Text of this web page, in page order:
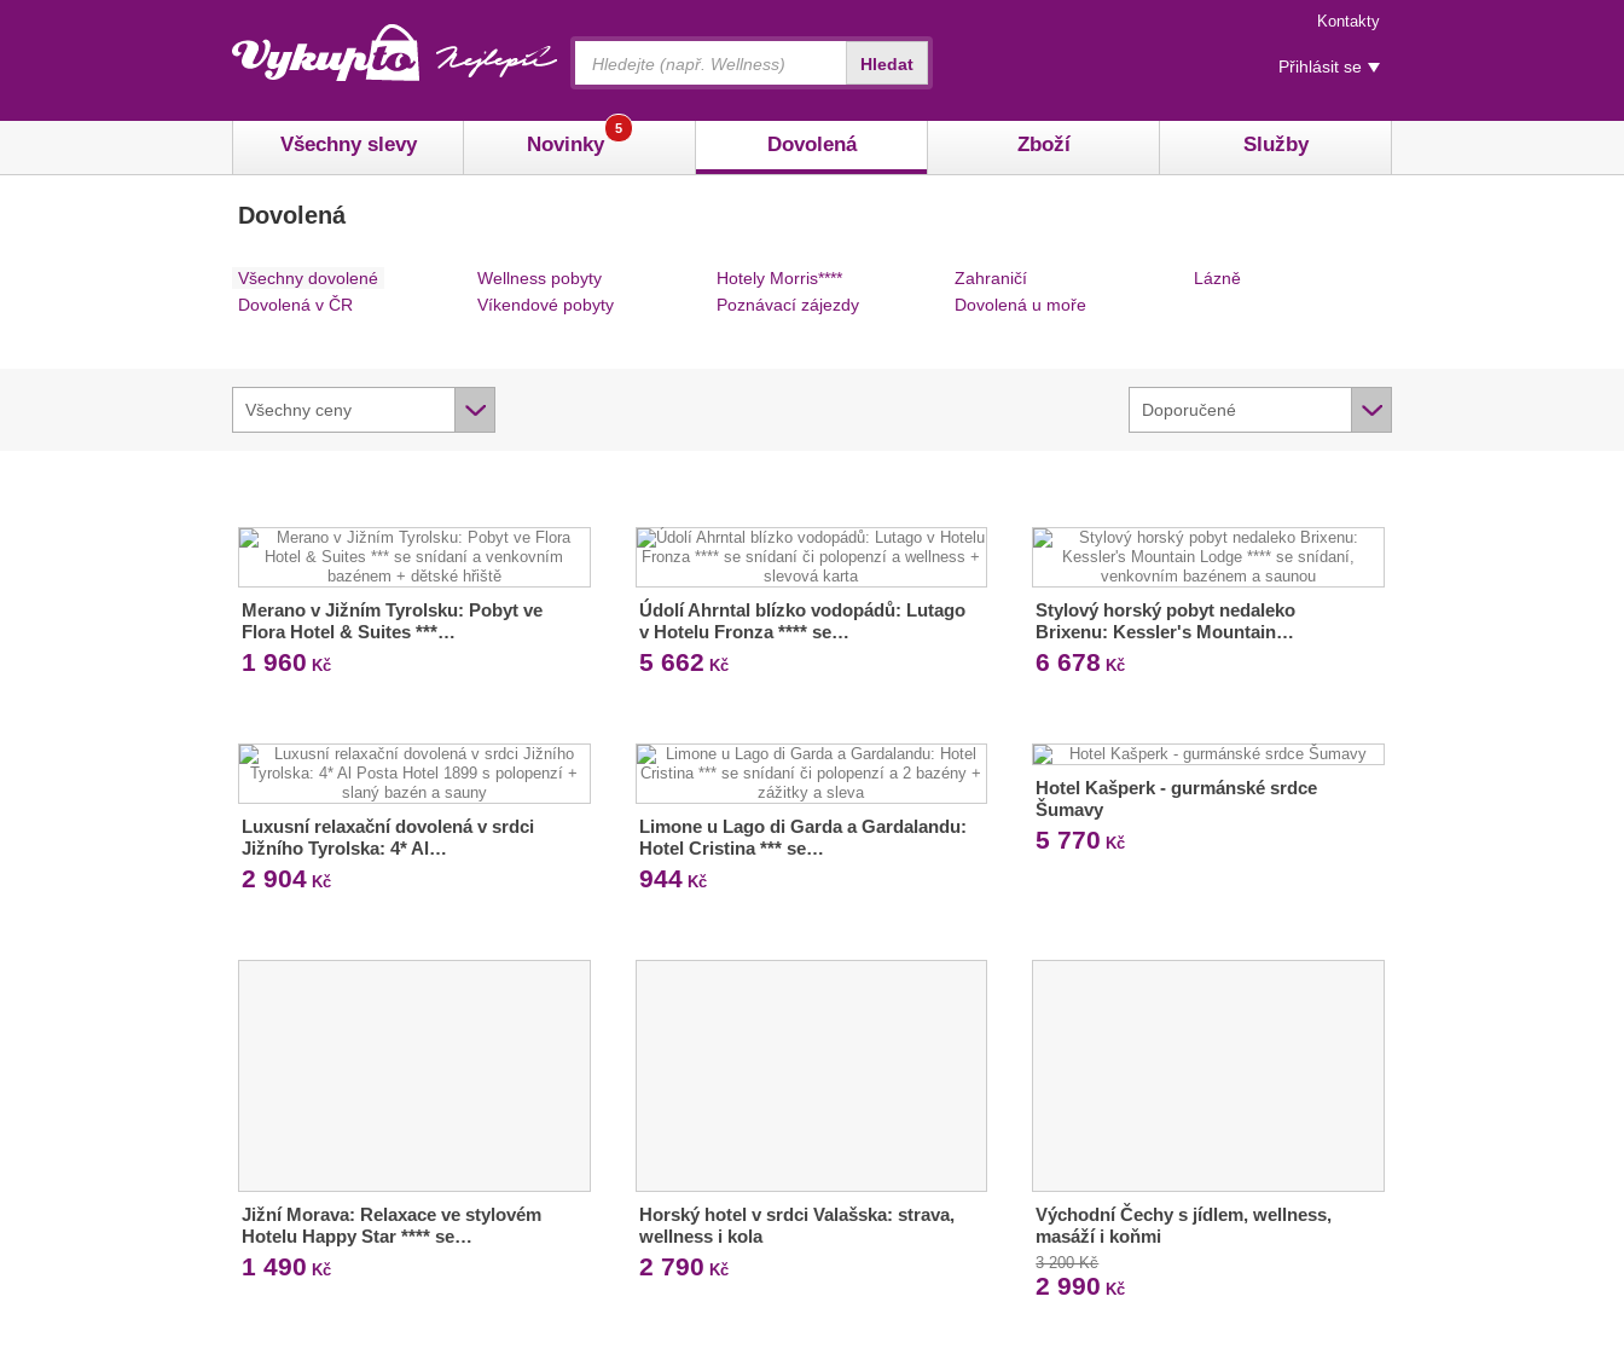
Menu
rychlého
přístupu
Kontakty
Uživatelské
menu
Přihlásit se
Všechny slevy Novinky
5
Dovolená Zboží Služby
Hledat
Dovolená
Všechny dovolené
Dovolená v ČR
Wellness pobyty
Víkendové pobyty
Hotely Morris****
Poznávací zájezdy
Zahraničí
Dovolená u moře
Lázně
Všechny ceny Doporučené
Merano v Jižním Tyrolsku: Pobyt ve
Flora Hotel & Suites ***…
1 960 Kč
Údolí Ahrntal blízko vodopádů: Lutago
v Hotelu Fronza **** se…
5 662 Kč
Stylový horský pobyt nedaleko
Brixenu: Kessler's Mountain…
6 678 Kč
Luxusní relaxační dovolená v srdci
Jižního Tyrolska: 4* Al…
2 904 Kč
Limone u Lago di Garda a Gardalandu:
Hotel Cristina *** se…
944Kč
Hotel Kašperk - gurmánské srdce
Šumavy
5 770 Kč
Jižní Morava: Relaxace ve stylovém
Hotelu Happy Star **** se…
1 490 Kč
Horský hotel v srdci Valašska: strava,
wellness i kola
2 790 Kč
Východní Čechy s jídlem, wellness,
masáží i koňmi
3 200 Kč
2 990 Kč